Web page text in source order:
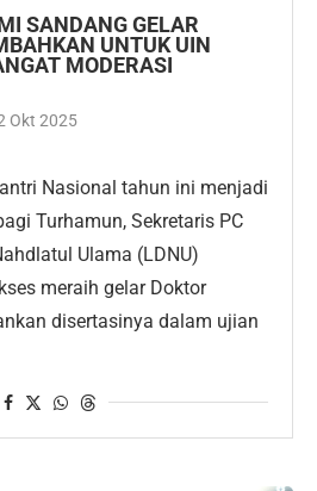
SANDANG GELAR
UNTUK UIN
MODERASI
Okt 2025
Nasional tahun ini menjadi
Turhamun, Sekretaris PC
Ulama (LDNU)
meraih gelar Doktor
disertasinya dalam ujian